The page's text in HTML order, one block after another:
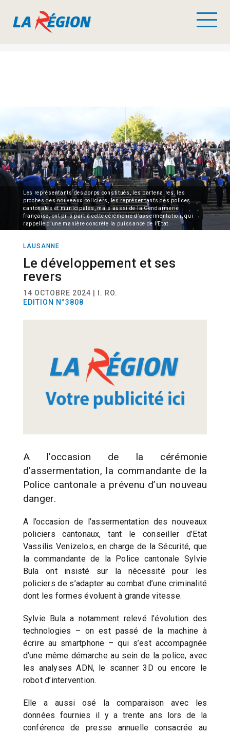
Les représentants des corps constitués, les partenaires, les
proches des nouveaux policiers, les représentants des polices
cantonales et municipales, mais aussi de la Gendarmerie
française, ont pris part à cette cérémonie d’assermentation, qui
rappelle d’une manière concrète la puissance de l’Etat.
LAUSANNE
Le développement et ses
revers
14 OCTOBRE 2024 | I. RO.
EDITION N°3808
A l’occasion de la cérémonie
d’assermentation, la commandante de la
Police cantonale a prévenu d’un nouveau
danger.
A l’occasion de l’assermentation des nouveaux
policiers cantonaux, tant le conseiller d’Etat
Vassilis Venizelos, en charge de la Sécurité, que
la commandante de la Police cantonale Sylvie
Bula ont insisté sur la nécessité pour les
policiers de s’adapter au combat d’une criminalité
dont les formes évoluent à grande vitesse.
Sylvie Bula a notamment relevé l’évolution des
technologies – on est passé de la machine à
écrire au smartphone – qui s’est accompagnée
d’une même démarche au sein de la police, avec
les analyses ADN, le scanner 3D ou encore le
robot d’intervention.
Elle a aussi osé la comparaison avec les
données fournies il y a trente ans lors de la
conférence de presse annuelle consacrée au